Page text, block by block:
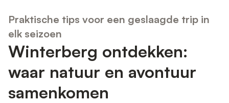
Praktische tips voor een geslaagde trip in
elk seizoen
Winterberg ontdekken:
waar natuur en avontuur
samenkomen